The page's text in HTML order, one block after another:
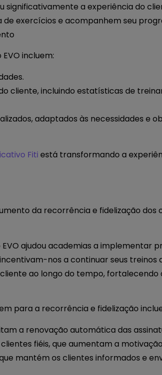
a experiência do
exercícios e acompanhem seu
incluem:
cliente, incluindo estatísticas de
adaptados às necessidades e
Fiti está transformando a
da recorrência e fidelização dos
ajudou academias a implementar
nos a continuar seus treinos
ao longo do tempo,
para a recorrência e fidelização
a renovação automática das
fiéis, que aumentam a
mantém os clientes informados e